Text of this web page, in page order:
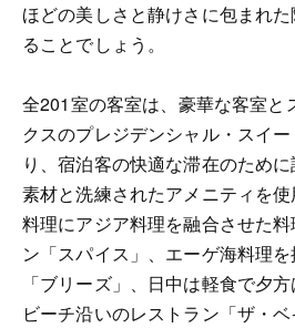
ほどの美しさと静けさに包まれ
ることでしょう。
全201室の客室は、豪華な客室と
クスのプレジデンシャル・スイ
り、宿泊客の快適な滞在のため
素材と洗練されたアメニティを
料理にアジア料理を融合させた
ン「スパイス」、エーゲ海料理
「ブリーズ」、日中は軽食で夕
ビーチ沿いのレストラン「ザ・